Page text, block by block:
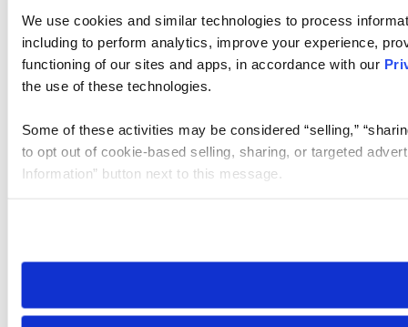
We use cookies and similar technologies to process
including to perform analytics, improve your experience,
functioning of our sites and apps, in accordance with our
the use of these technologies.
Some of these activities may be considered “selling,”
to opt out of cookie-based selling, sharing, or targeted
Information” button next to this message.
need to be set again.